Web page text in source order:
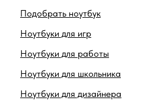
Подобрать ноутбук
Ноутбуки для игр
Ноутбуки для работы
Ноутбуки для школьника
Ноутбуки для дизайнера